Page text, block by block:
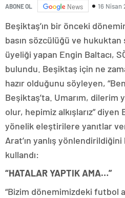
ABONE OL News 16 Nisan
Beşiktaş’ın bir önceki
basın sözcülüğü ve
üyeliği yapan Engin Baltacı,
bulundu. Beşiktaş için ne
hazır olduğunu söyleyen,
Beşiktaş’ta. Umarım, dilerim
olur, hepimiz alkışlarız” diyen
yönelik eleştirilere yanıtlar
Arat’ın yanlış
kullandı:
“HATALAR YAPTIK AMA…”
“Bizim dönemimizdeki futbol